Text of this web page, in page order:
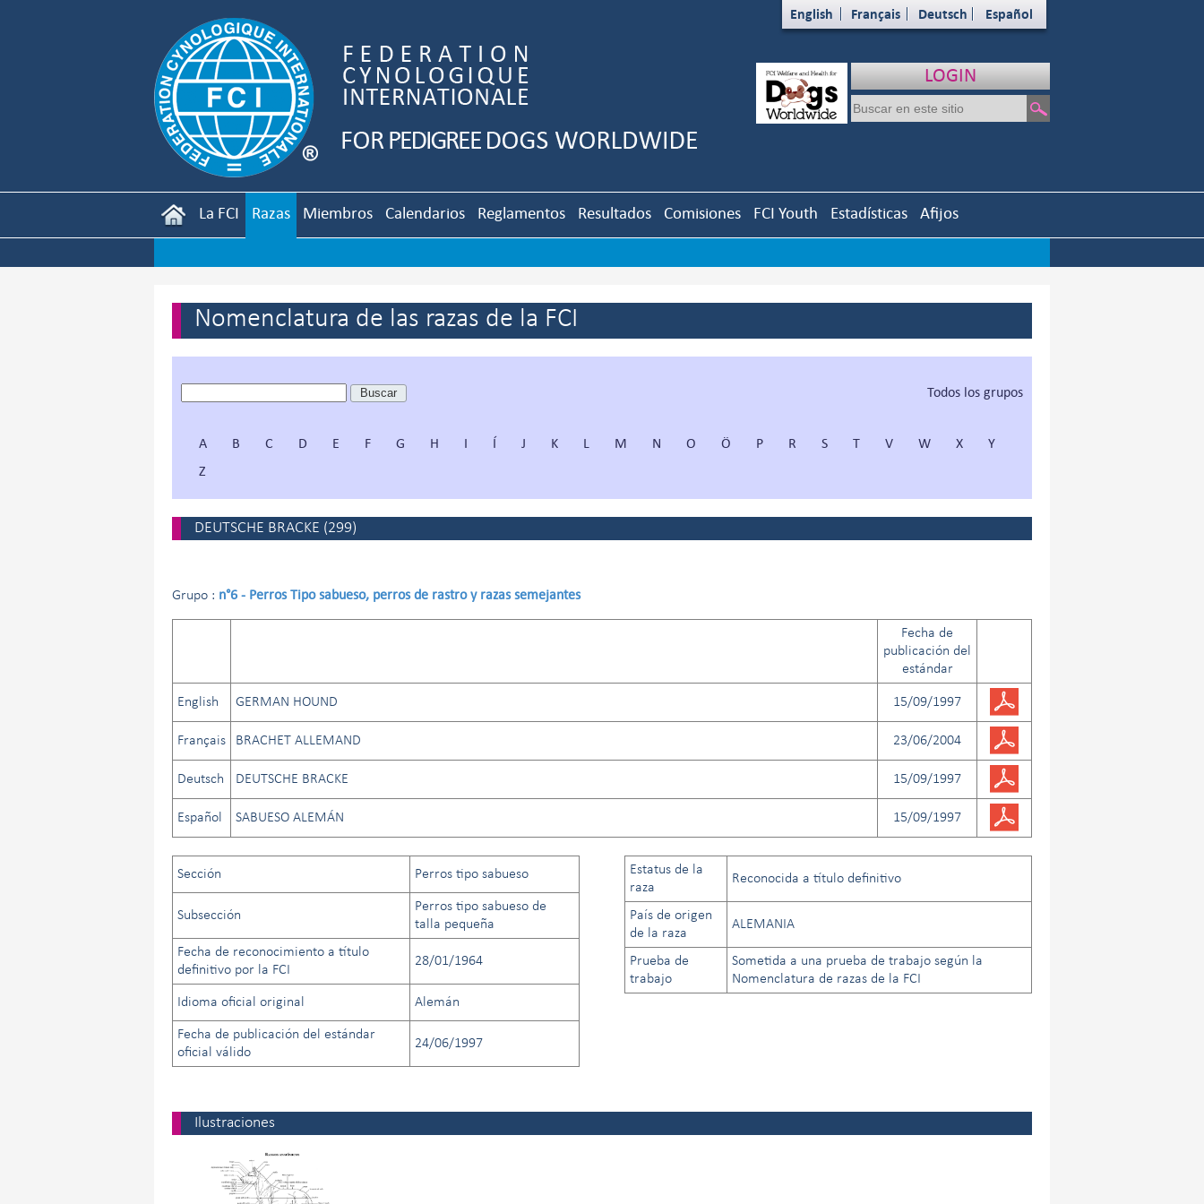
English Français Deutsch Español
LOGIN
La FCI Razas Miembros Calendarios Reglamentos Resultados Comisiones FCI Youth Estadísticas Afijos
Nomenclatura de las razas de la FCI
Todos los grupos
A B C D E F G H I Í J K L M N O Ö P R S T V W X
Y
Z
DEUTSCHE BRACKE (299)
Grupo : n°6 - Perros Tipo sabueso, perros de rastro y razas semejantes
Fecha de
publicación del
estándar
English GERMAN HOUND 15/09/1997
Français BRACHET ALLEMAND 23/06/2004
Deutsch DEUTSCHE BRACKE 15/09/1997
Español SABUESO ALEMÁN 15/09/1997
Sección Perros tipo sabueso
Subsección
Perros tipo sabueso de
talla pequeña
Fecha de reconocimiento a título
definitivo por la FCI
28/01/1964
Idioma oficial original Alemán
Fecha de publicación del estándar
oficial válido
24/06/1997
Estatus de la
raza
Reconocida a título definitivo
País de origen
de la raza
ALEMANIA
Prueba de
trabajo
Sometida a una prueba de trabajo según la
Nomenclatura de razas de la FCI
Ilustraciones